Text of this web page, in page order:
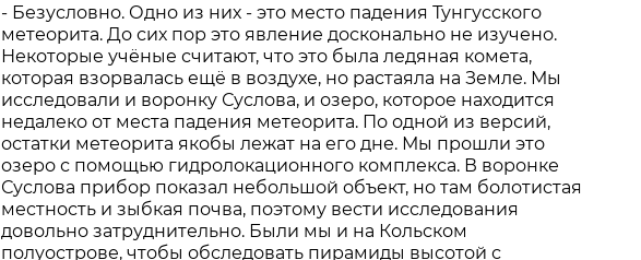
- Безусловно. Одно из них - это место падения Тунгусского
метеорита. До сих пор это явление досконально не изучено.
Некоторые учёные считают, что это была ледяная комета,
которая взорвалась ещё в воздухе, но растаяла на Земле. Мы
исследовали и воронку Суслова, и озеро, которое находится
недалеко от места падения метеорита. По одной из версий,
остатки метеорита якобы лежат на его дне. Мы прошли это
озеро с помощью гидролокационного комплекса. В воронке
Суслова прибор показал небольшой объект, но там болотистая
местность и зыбкая почва, поэтому вести исследования
довольно затруднительно. Были мы и на Кольском
полуострове, чтобы обследовать пирамиды высотой с